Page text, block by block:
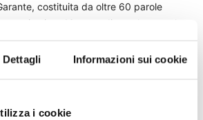
Dettagli Informazioni sui cookie
i cookie
costituita da oltre 60 parole
in circa 16 secondi: una lettura che,
che tale formula risulta a malapena
dice il Comitato europeo per la